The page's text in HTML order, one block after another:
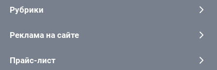
Рубрики
Реклама на сайте
Прайс-лист